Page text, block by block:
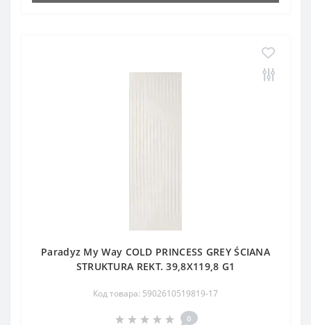
Paradyz My Way COLD PRINCESS GREY ŚCIANA
STRUKTURA REKT. 39,8X119,8 G1
Код товара: 5902610519819-17
0